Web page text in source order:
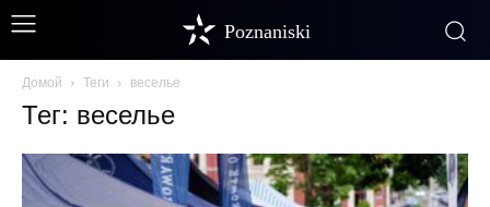
Poznaniski
Домой Теги веселье
Тег: веселье